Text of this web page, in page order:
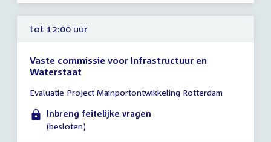
tot 12:00 uur
Vaste commissie voor Infrastructuur en
Waterstaat
vergadering
tot
12:00
Evaluatie Project Mainportontwikkeling Rotterdam
Inbreng feitelijke vragen
(besloten)